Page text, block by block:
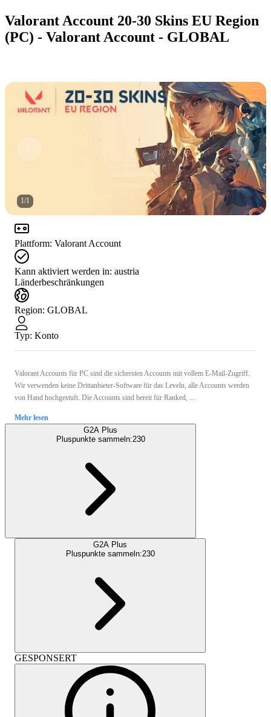
Valorant Account 20-30 Skins EU Region
(PC) - Valorant Account - GLOBAL
1/1
Plattform: Valorant Account
Kann aktiviert werden in: austria
Länderbeschränkungen
Region: GLOBAL
Typ: Konto
Valorant Accounts für PC sind die sichersten Accounts mit vollem E-Mail-Zugriff.
Wir verwenden keine Drittanbieter-Software für das Leveln, alle Accounts werden
von Hand hochgestuft. Die Accounts sind bereit für Ranked, ...
Mehr lesen
G2A Plus
Pluspunkte sammeln:230
G2A Plus
Pluspunkte sammeln:230
GESPONSERT